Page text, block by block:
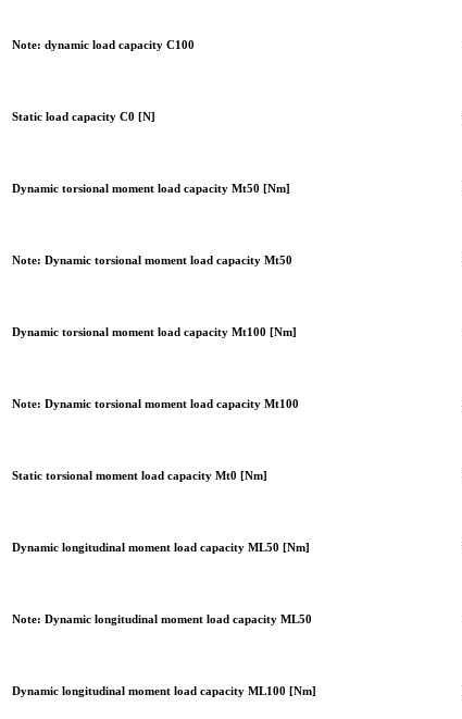
Note: dynamic load capacity C100
Static load capacity C0 [N]
Dynamic torsional moment load capacity Mt50 [Nm]
Note: Dynamic torsional moment load capacity Mt50
Dynamic torsional moment load capacity Mt100 [Nm]
Note: Dynamic torsional moment load capacity Mt100
Static torsional moment load capacity Mt0 [Nm]
Dynamic longitudinal moment load capacity ML50 [Nm]
Note: Dynamic longitudinal moment load capacity ML50
Dynamic longitudinal moment load capacity ML100 [Nm]